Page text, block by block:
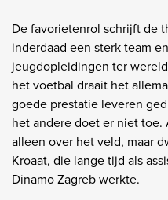
De favorietenrol schrijft de
inderdaad een sterk team
jeugdopleidingen ter
het voetbal draait het
goede prestatie leveren
het andere doet er niet
alleen over het veld, maar
Kroaat, die lange tijd als
Dinamo Zagreb werkte.